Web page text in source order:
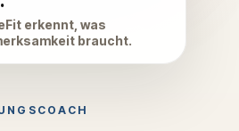
erkennt, was
braucht.